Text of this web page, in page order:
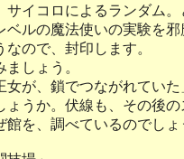
サイコロによるランダム
ベルの魔法使いの実験を
ので、封印します。
しょう。
女が、鎖でつながれていた
ょうか。伏線も、その後
館を、調べているのでしょ